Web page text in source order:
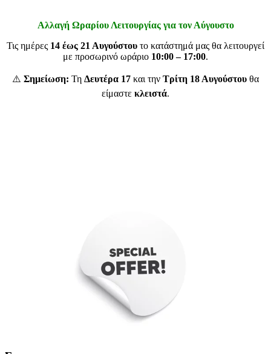
Αλλαγή Ωραρίου Λειτουργίας για τον Αύγουστο
Τις ημέρες 14 έως 21 Αυγούστου το κατάστημά μας θα λειτουργεί
με προσωρινό ωράριο 10:00 – 17:00.
⚠️ Σημείωση: Τη Δευτέρα 17 και την Τρίτη 18 Αυγούστου θα
είμαστε κλειστά.